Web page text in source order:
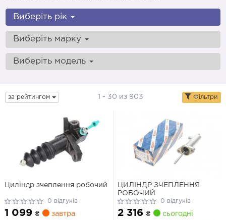
Виберіть рік
Виберіть марку
Виберіть модель
за рейтингом 1 - 30 из 903 Фільтри
Циліндр зчеплення робочий
0 відгуків
1 099 ₴ завтра
ЦИЛІНДР ЗЧЕПЛЕННЯ
РОБОЧИЙ
0 відгуків
2 316 ₴ сьогодні